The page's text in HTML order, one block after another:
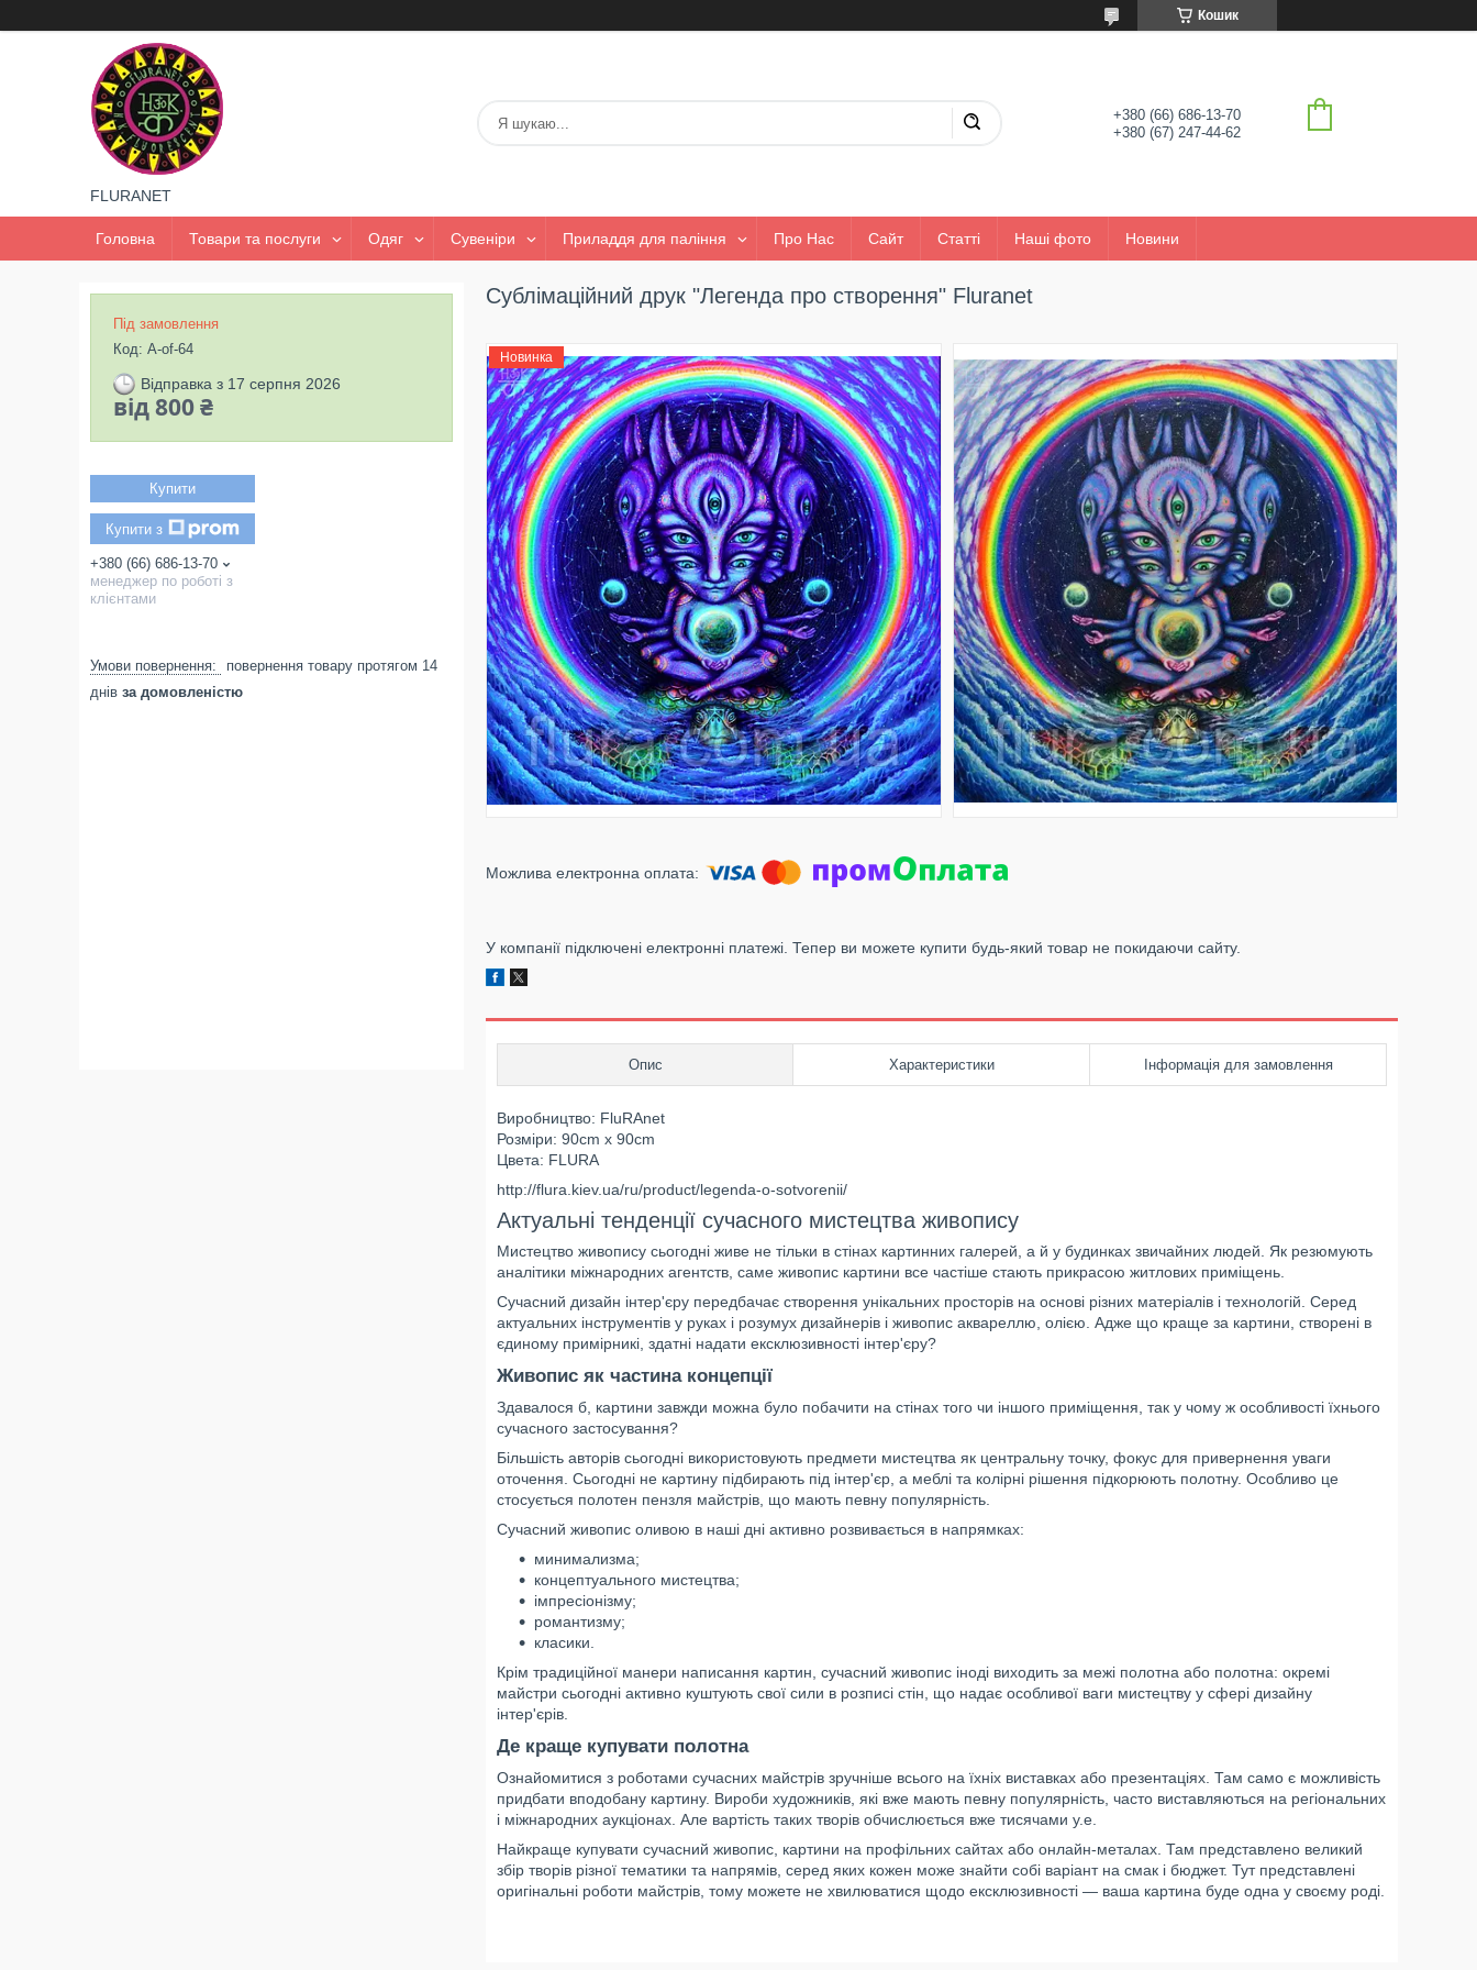
Кошик
FLURANET
+380 (66) 686-13-70
+380 (67) 247-44-62
Головна Товари та послуги Одяг Сувеніри Приладдя для паління Про Нас Сайт Статті Наші фото Новини
Сублімаційний друк "Легенда про створення" Fluranet
Новинка
У компанії підключені електронні платежі. Тепер ви можете купити будь-який товар не покидаючи сайту.
Опис Характеристики Інформація для замовлення
Виробництво: FluRAnet
Розміри: 90cm х 90cm
Цвета: FLURA
http://flura.kiev.ua/ru/product/legenda-o-sotvorenii/
Актуальні тенденції сучасного мистецтва живопису
Мистецтво живопису сьогодні живе не тільки в стінах картинних галерей, а й у будинках звичайних людей. Як резюмують
аналітики міжнародних агентств, саме живопис картини все частіше стають прикрасою житлових приміщень.
Сучасний дизайн інтер'єру передбачає створення унікальних просторів на основі різних матеріалів і технологій. Серед
актуальних інструментів у руках і розумух дизайнерів і живопис аквареллю, олією. Адже що краще за картини, створені в
єдиному примірникі, здатні надати ексклюзивності інтер'єру?
Живопис як частина концепції
Здавалося б, картини завжди можна було побачити на стінах того чи іншого приміщення, так у чому ж особливості їхнього
сучасного застосування?
Більшість авторів сьогодні використовують предмети мистецтва як центральну точку, фокус для привернення уваги
оточення. Сьогодні не картину підбирають під інтер'єр, а меблі та колірні рішення підкорюють полотну. Особливо це
стосується полотен пензля майстрів, що мають певну популярність.
Сучасний живопис оливою в наші дні активно розвивається в напрямках:
минимализма;
концептуального мистецтва;
імпресіонізму;
романтизму;
класики.
Крім традиційної манери написання картин, сучасний живопис іноді виходить за межі полотна або полотна: окремі
майстри сьогодні активно куштують свої сили в розписі стін, що надає особливої ваги мистецтву у сфері дизайну
інтер'єрів.
Де краще купувати полотна
Ознайомитися з роботами сучасних майстрів зручніше всього на їхніх виставках або презентаціях. Там само є можливість
придбати вподобану картину. Вироби художників, які вже мають певну популярність, часто виставляються на регіональних
і міжнародних аукціонах. Але вартість таких творів обчислюється вже тисячами у.е.
Найкраще купувати сучасний живопис, картини на профільних сайтах або онлайн-металах. Там представлено великий
збір творів різної тематики та напрямів, серед яких кожен може знайти собі варіант на смак і бюджет. Тут представлені
оригінальні роботи майстрів, тому можете не хвилюватися щодо ексклюзивності — ваша картина буде одна у своєму роді.
Під замовлення
Код: A-of-64
Відправка з 17 серпня 2026
від800 ₴
Купити
Купити з
+380 (66) 686-13-70
менеджер по роботі з
клієнтами
повернення товару протягом 14
днів за домовленістю